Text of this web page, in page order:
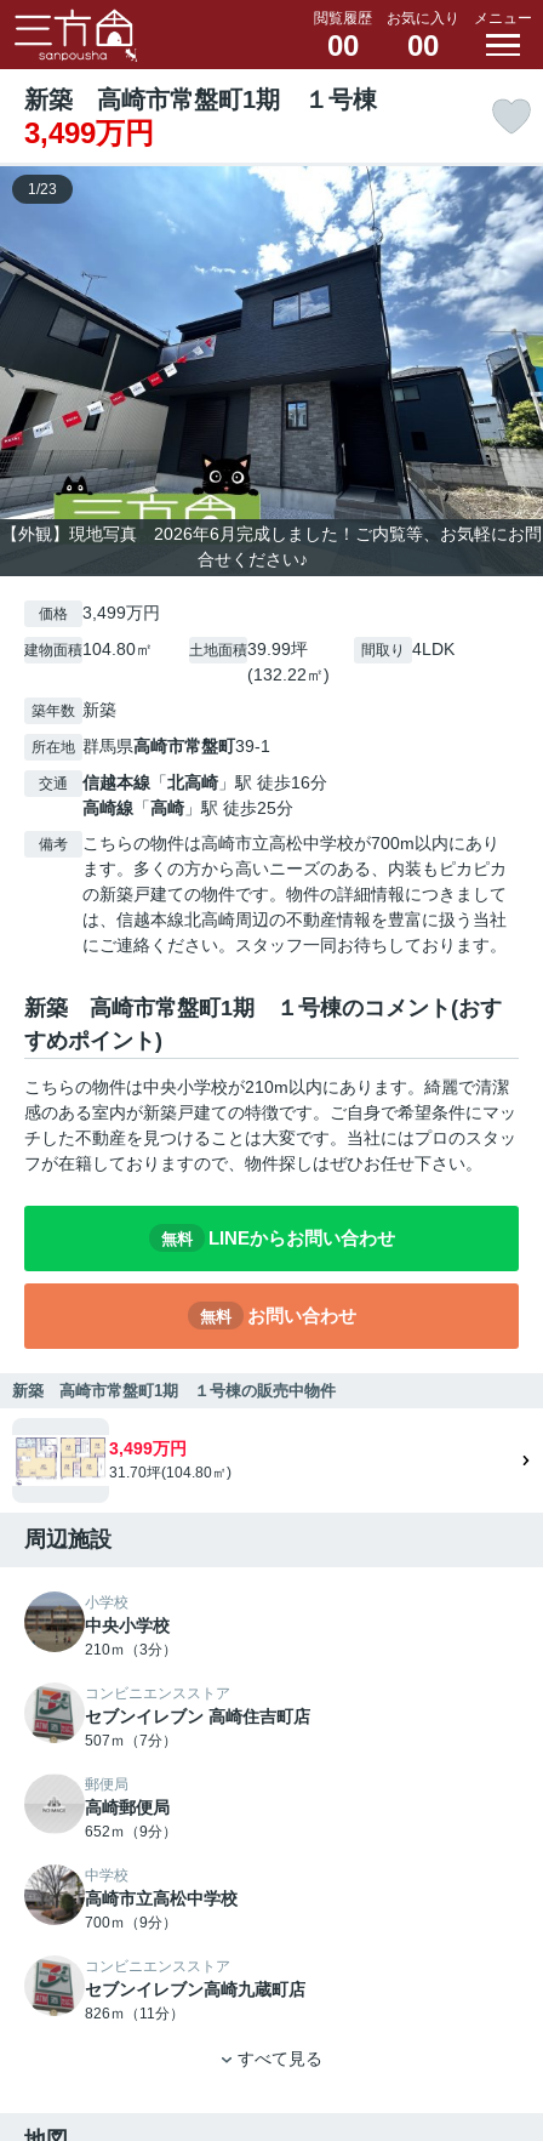
閲覧履歴
00
お気に入り
00
メニュー
新築 高崎市常盤町1期 １号棟
3,499万円
【外観】現地写真 2026年6月完成しました！ご内覧等、お気軽にお問
合せください♪
1/23
価格 3,499万円
建物面積104.80㎡ 土地面積39.99坪
(132.22㎡)
間取り 4LDK
築年数 新築
所在地 群馬県高崎市常盤町39-1
交通 信越本線 「北高崎 」駅 徒歩16分
高崎線 「高崎 」駅 徒歩25分
備考
こちらの物件は高崎市立高松中学校が700m以内にあり
ます。多くの方から高いニーズのある、内装もピカピカ
の新築戸建ての物件です。物件の詳細情報につきまして
は、信越本線北高崎周辺の不動産情報を豊富に扱う当社
にご連絡ください。スタッフ一同お待ちしております。
新築 高崎市常盤町1期 １号棟のコメント(おす
すめポイント)
こちらの物件は中央小学校が210m以内にあります。綺麗で清潔
感のある室内が新築戸建ての特徴です。ご自身で希望条件にマッ
チした不動産を見つけることは大変です。当社にはプロのスタッ
フが在籍しておりますので、物件探しはぜひお任せ下さい。
無料 LINEからお問い合わせ
無料 お問い合わせ
新築 高崎市常盤町1期 １号棟の販売中物件
3,499万円
31.70坪(104.80㎡)
周辺施設
小学校
中央小学校
210ｍ（3分）
コンビニエンスストア
セブンイレブン 高崎住吉町店
507ｍ（7分）
郵便局
高崎郵便局
652ｍ（9分）
中学校
高崎市立高松中学校
700ｍ（9分）
コンビニエンスストア
セブンイレブン高崎九蔵町店
826ｍ（11分）
すべて見る